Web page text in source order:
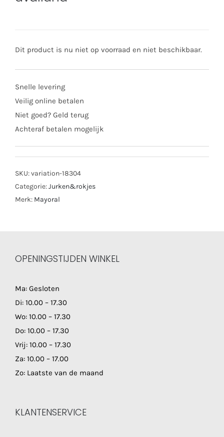
Dit product is nu niet op voorraad en niet beschikbaar.
Snelle levering
Veilig online betalen
Niet goed? Geld terug
Achteraf betalen mogelijk
SKU:variation-18304
Categorie:Jurken&rokjes
Merk: Mayoral
OPENINGSTIJDEN WINKEL
Ma: Gesloten
Di: 10.00 – 17.30
Wo: 10.00 – 17.30
Do: 10.00 – 17.30
Vrij: 10.00 – 17.30
Za: 10.00 – 17.00
Zo: Laatste van de maand
KLANTENSERVICE